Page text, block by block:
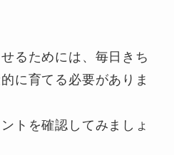
るためには、毎日きち
に育てる必要がありま
トを確認してみましょ